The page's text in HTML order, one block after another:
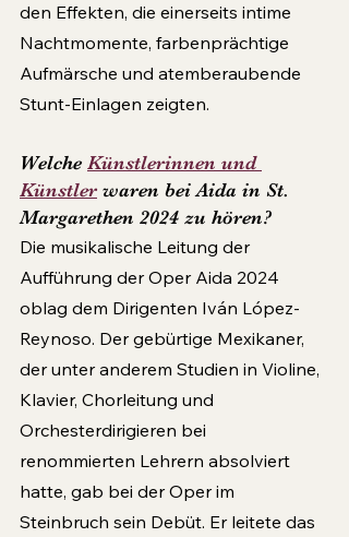
den Effekten, die einerseits intime
Nachtmomente, farbenprächtige
Aufmärsche und atemberaubende
Stunt-Einlagen zeigten.
Welche Künstlerinnen und
Künstler waren bei Aida in St.
Margarethen 2024 zu hören?
Die musikalische Leitung der
Aufführung der Oper Aida 2024
oblag dem Dirigenten Iván López-
Reynoso. Der gebürtige Mexikaner,
der unter anderem Studien in Violine,
Klavier, Chorleitung und
Orchesterdirigieren bei
renommierten Lehrern absolviert
hatte, gab bei der Oper im
Steinbruch sein Debüt. Er leitete das